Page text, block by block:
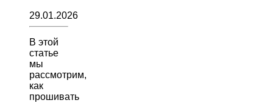
29.01.2026
В этой
статье
мы
рассмотрим,
как
прошивать